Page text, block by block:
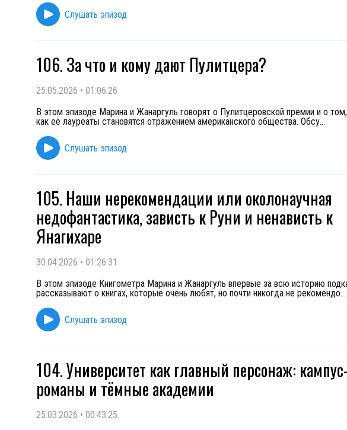
Слушать эпизод
106. За что и кому дают Пулитцера?
25.05.2026 • 01:06:26
В этом эпизоде Марина и Жанаргуль говорят о Пулитцеровской премии и о
как её лауреаты становятся отражением американского общества. Обсу...
Слушать эпизод
105. Наши нерекомендации или околонаучная
недофантастика, зависть к Руни и ненависть к
Янагихаре
30.04.2026 • 01:26:31
В этом эпизоде Книгометра Марина и Жанаргуль впервые за всю историю
рассказывают о книгах, которые очень любят, но почти никогда не рекомендо...
Слушать эпизод
104. Университет как главный персонаж:
романы и тёмные академии
25.03.2026 • 00:43:25